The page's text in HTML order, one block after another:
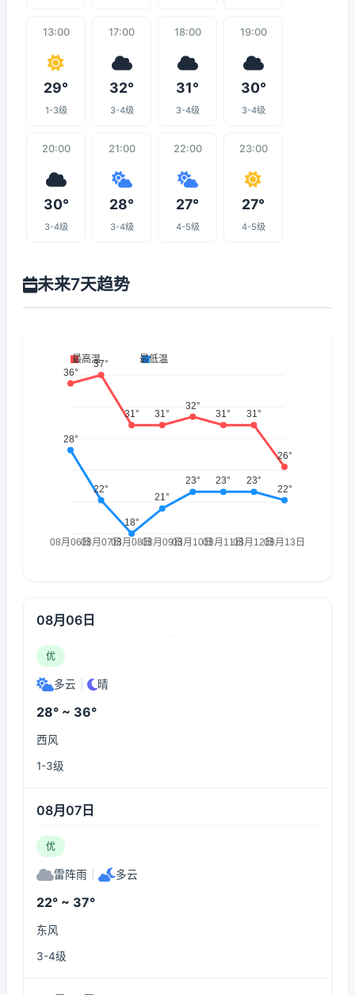
13:00
29°
1-3级
17:00
32°
3-4级
18:00
31°
3-4级
19:00
30°
3-4级
20:00
30°
3-4级
21:00
28°
3-4级
22:00
27°
4-5级
23:00
27°
4-5级
未来7天趋势
08月06日
优
多云 晴
28° ~ 36°
西风
1-3级
08月07日
优
雷阵雨 多云
22° ~ 37°
东风
3-4级